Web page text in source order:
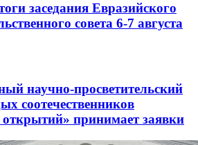
заседания Евразийского
совета 6-7 августа
научно-просветительский
соотечественников
открытий» принимает заявки